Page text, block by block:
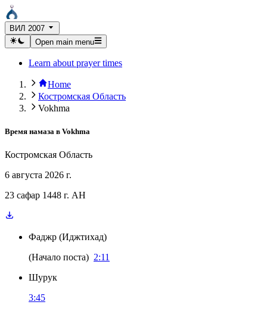
ВИЛ 2007
Open main menu
Learn about prayer times
Home
Костромская Область
Vokhma
Время намаза в Vokhma
Костромская Область
6 августа 2026 г.
23 сафар 1448 г. AH
Фаджр (Иджтихад)
(Начало поста) 2:11
Шурук
3:45